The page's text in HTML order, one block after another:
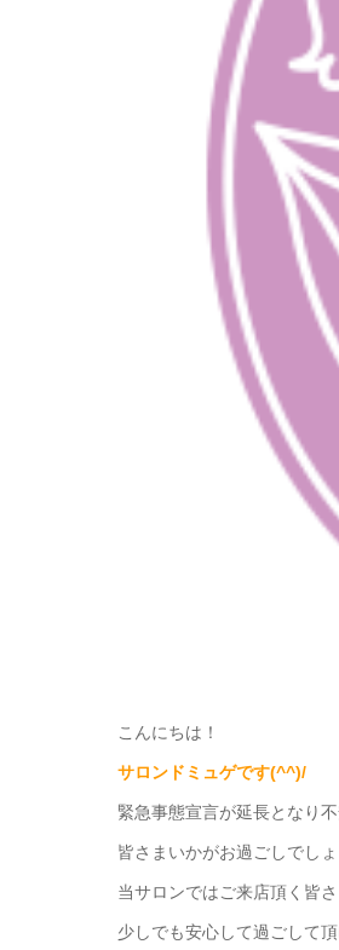
こんにちは！
サロンドミュゲです(^^)/
緊急事態宣言が延長となり
皆さまいかがお過ごしでしょ
当サロンではご来店頂く皆
少しでも安心して過ごして